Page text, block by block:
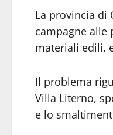
La provincia di
campagne alle
materiali edili,
Il problema
Villa Literno,
e lo